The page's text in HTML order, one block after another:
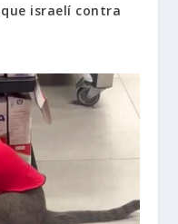
israelí contra